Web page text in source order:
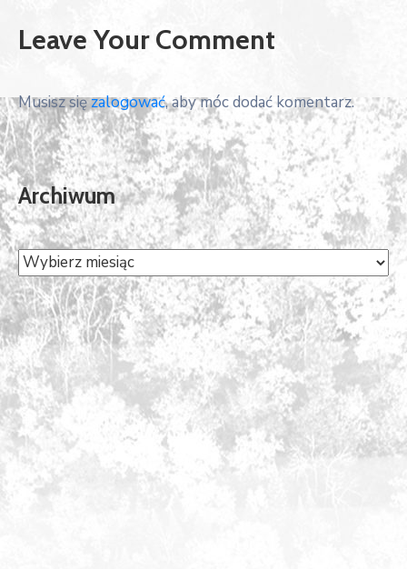
Leave Your Comment
Musisz sięzalogować, aby móc dodać komentarz.
Archiwum